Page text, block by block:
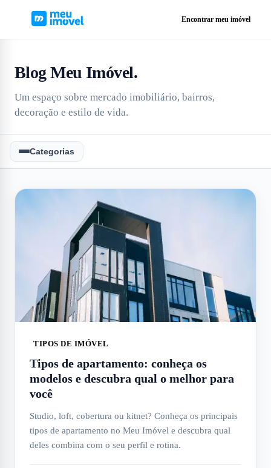
Encontrar meu imóvel
Blog Meu Imóvel.
Um espaço sobre mercado imobiliário, bairros,
decoração e estilo de vida.
Categorias
TIPOS DE IMÓVEL
Tipos de apartamento: conheça os
modelos e descubra qual o melhor para
você
Studio, loft, cobertura ou kitnet? Conheça os principais
tipos de apartamento no Meu Imóvel e descubra qual
deles combina com o seu perfil e rotina.